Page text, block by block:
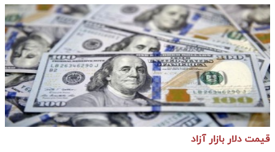
قیمت دلار بازار آزاد